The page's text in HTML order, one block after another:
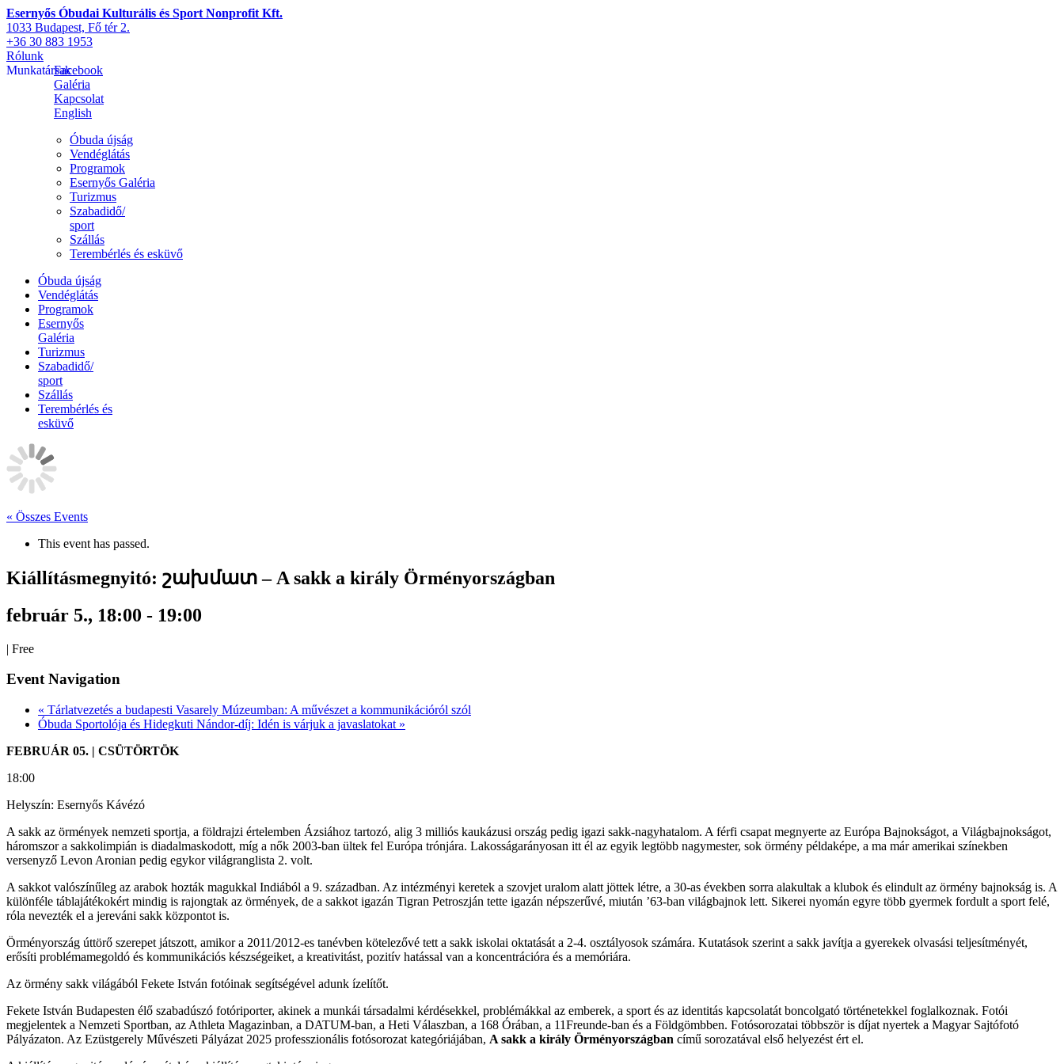
Esernyős Óbudai Kulturális és Sport Nonprofit Kft.
1033 Budapest, Fő tér 2.
+36 30 883 1953
Rólunk
MunkatársakFacebook
Galéria
Kapcsolat
English
Óbuda újság
Vendéglátás
Programok
Esernyős Galéria
Turizmus
Szabadidő/
sport
Szállás
Terembérlés és esküvő
Óbuda újság
Vendéglátás
Programok
Esernyős
Galéria
Turizmus
Szabadidő/
sport
Szállás
Terembérlés és
esküvő
« Összes Events
This event has passed.
Kiállításmegnyitó: շախմատ – A sakk a király Örményországban
február 5., 18:00 - 19:00
| Free
Event Navigation
« Tárlatvezetés a budapesti Vasarely Múzeumban: A művészet a kommunikációról szól
Óbuda Sportolója és Hidegkuti Nándor-díj: Idén is várjuk a javaslatokat »
FEBRUÁR 05. | CSÜTÖRTÖK
18:00
Helyszín: Esernyős Kávézó
A sakk az örmények nemzeti sportja, a földrajzi értelemben Ázsiához tartozó, alig 3 milliós kaukázusi ország pedig igazi sakk-nagyhatalom. A férfi csapat megnyerte az Európa Bajnokságot, a Világbajnokságot,
háromszor a sakkolimpián is diadalmaskodott, míg a nők 2003-ban ültek fel Európa trónjára. Lakosságarányosan itt él az egyik legtöbb nagymester, sok örmény példaképe, a ma már amerikai színekben
versenyző Levon Aronian pedig egykor világranglista 2. volt.
A sakkot valószínűleg az arabok hozták magukkal Indiából a 9. században. Az intézményi keretek a szovjet uralom alatt jöttek létre, a 30-as években sorra alakultak a klubok és elindult az örmény bajnokság is. A
különféle táblajátékokért mindig is rajongtak az örmények, de a sakkot igazán Tigran Petroszján tette igazán népszerűvé, miután ’63-ban világbajnok lett. Sikerei nyomán egyre több gyermek fordult a sport felé,
róla nevezték el a jereváni sakk központot is.
Örményország úttörő szerepet játszott, amikor a 2011/2012-es tanévben kötelezővé tett a sakk iskolai oktatását a 2-4. osztályosok számára. Kutatások szerint a sakk javítja a gyerekek olvasási teljesítményét,
erősíti problémamegoldó és kommunikációs készségeiket, a kreativitást, pozitív hatással van a koncentrációra és a memóriára.
Az örmény sakk világából Fekete István fotóinak segítségével adunk ízelítőt.
Fekete István Budapesten élő szabadúszó fotóriporter, akinek a munkái társadalmi kérdésekkel, problémákkal az emberek, a sport és az identitás kapcsolatát boncolgató történetekkel foglalkoznak. Fotói
megjelentek a Nemzeti Sportban, az Athleta Magazinban, a DATUM-ban, a Heti Válaszban, a 168 Órában, a 11Freunde-ban és a Földgömbben. Fotósorozatai többször is díjat nyertek a Magyar Sajtófotó
Pályázaton. Az Ezüstgerely Művészeti Pályázat 2025 professzionális fotósorozat kategóriájában, A sakk a király Örményországban című sorozatával első helyezést ért el.